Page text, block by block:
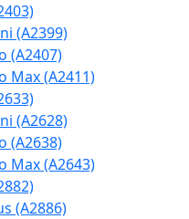
(A2399)
(A2407)
Max (A2411)
(A2628)
(A2638)
Max (A2643)
(A2886)